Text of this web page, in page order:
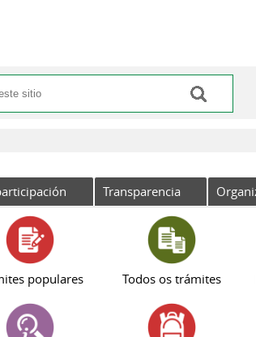
de busca
Transparencia
populares Todos os trámites